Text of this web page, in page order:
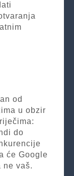
od
u obzir
do
će Google
ne vaš.